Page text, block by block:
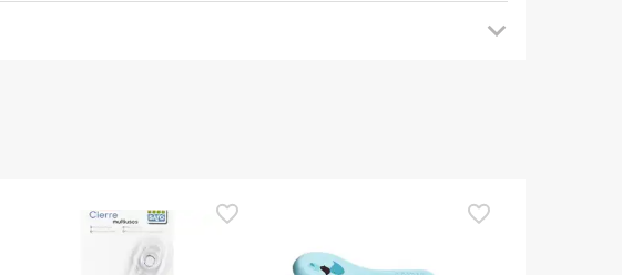
nisso. Recomendamos que voltes mais tarde para veres as
o produto seguindo os
nossos termos e condições